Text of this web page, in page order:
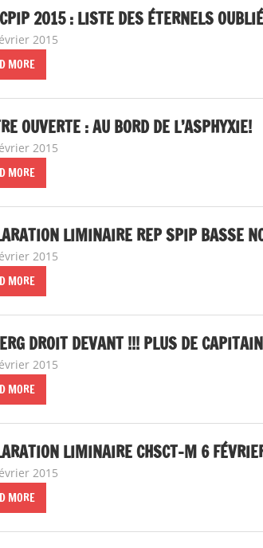
MORE
OUVERTE : AU BORD DE L’ASPHYXIE!
2015 delfabsar
Communiqué local
MORE
LIMINAIRE REP SPIP BASSE
2015 delfabsar
Communiqué local
MORE
DROIT DEVANT !!! PLUS DE
2015 delfabsar
Communiqué local
MORE
LIMINAIRE CHSCT-M 6
2015 delfabsar
Instances nationales de
MORE
4 ET 5 FÉVRIER 2015 DÉCLARATION
2015 delfabsar
Mobilité / Avancement